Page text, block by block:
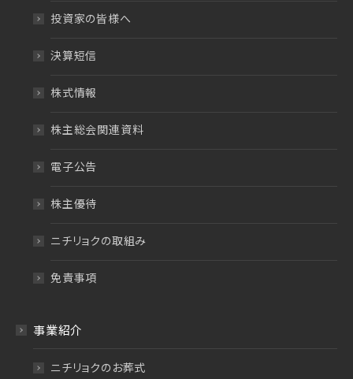
投資家の皆様へ
決算短信
株式情報
株主総会関連資料
電子公告
株主優待
ニチリョクの取組み
免責事項
事業紹介
ニチリョクのお葬式